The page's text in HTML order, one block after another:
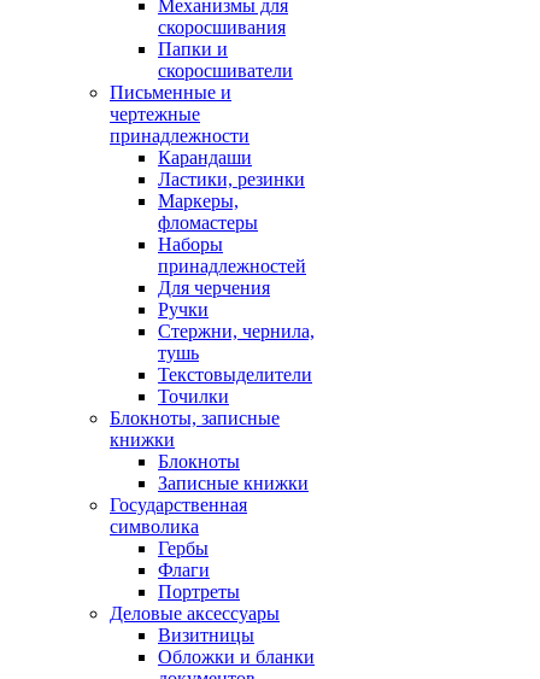
Механизмы для
скоросшивания
Папки и
скоросшиватели
Письменные и
чертежные
принадлежности
Карандаши
Ластики, резинки
Маркеры,
фломастеры
Наборы
принадлежностей
Для черчения
Ручки
Стержни, чернила,
тушь
Текстовыделители
Точилки
Блокноты, записные
книжки
Блокноты
Записные книжки
Государственная
символика
Гербы
Флаги
Портреты
Деловые аксессуары
Визитницы
Обложки и бланки